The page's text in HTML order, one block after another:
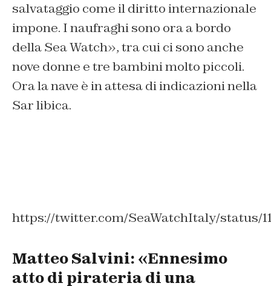
salvataggio come il diritto internazionale
impone. I naufraghi sono ora a bordo
della Sea Watch», tra cui ci sono anche
nove donne e tre bambini molto piccoli.
Ora la nave è in attesa di indicazioni nella
Sar libica.
https://twitter.com/SeaWatchItaly/status/
Matteo Salvini: «Ennesimo
atto di pirateria di una